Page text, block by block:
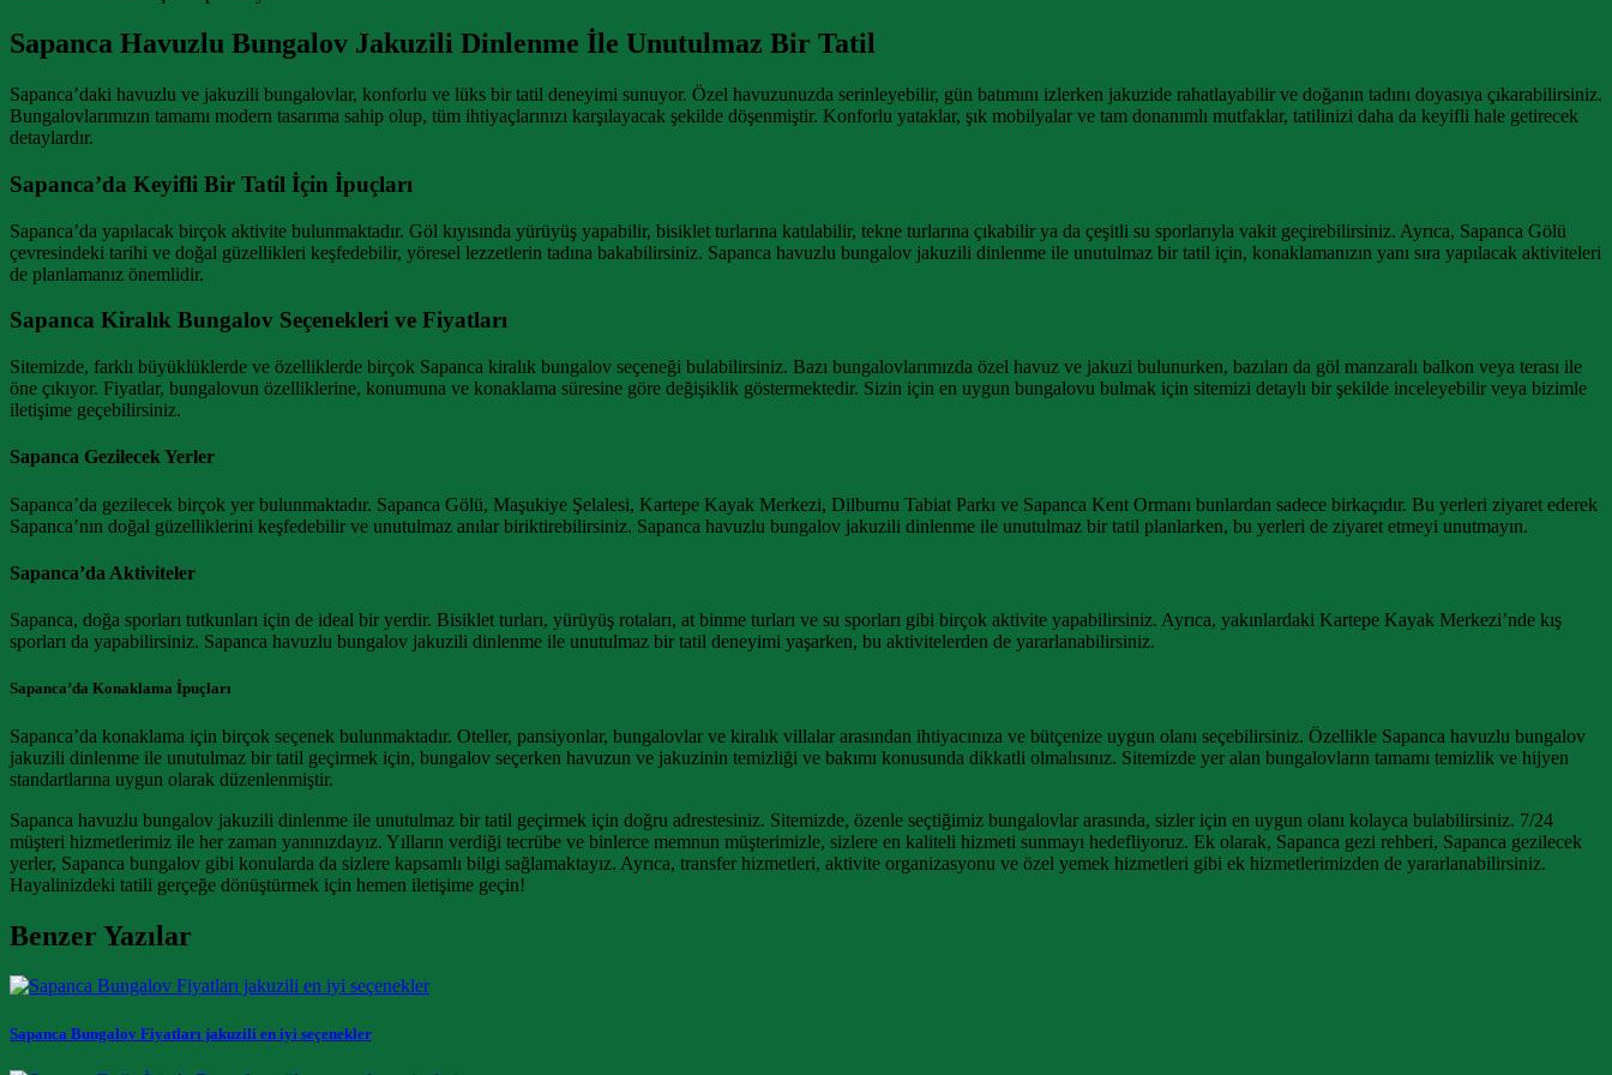
Sapanca Havuzlu Bungalov Jakuzili Dinlenme İle Unutulmaz Bir Tatil
Sapanca’daki havuzlu ve jakuzili bungalovlar, konforlu ve lüks bir tatil deneyimi sunuyor. Özel havuzunuzda serinleyebilir, gün batımını izlerken jakuzide rahatlayabilir ve doğanın tadını doyasıya çıkarabilirsiniz.
Bungalovlarımızın tamamı modern tasarıma sahip olup, tüm ihtiyaçlarınızı karşılayacak şekilde döşenmiştir. Konforlu yataklar, şık mobilyalar ve tam donanımlı mutfaklar, tatilinizi daha da keyifli hale getirecek
detaylardır.
Sapanca’da Keyifli Bir Tatil İçin İpuçları
Sapanca’da yapılacak birçok aktivite bulunmaktadır. Göl kıyısında yürüyüş yapabilir, bisiklet turlarına katılabilir, tekne turlarına çıkabilir ya da çeşitli su sporlarıyla vakit geçirebilirsiniz. Ayrıca, Sapanca Gölü
çevresindeki tarihi ve doğal güzellikleri keşfedebilir, yöresel lezzetlerin tadına bakabilirsiniz. Sapanca havuzlu bungalov jakuzili dinlenme ile unutulmaz bir tatil için, konaklamanızın yanı sıra yapılacak aktiviteleri
de planlamanız önemlidir.
Sapanca Kiralık Bungalov Seçenekleri ve Fiyatları
Sitemizde, farklı büyüklüklerde ve özelliklerde birçok Sapanca kiralık bungalov seçeneği bulabilirsiniz. Bazı bungalovlarımızda özel havuz ve jakuzi bulunurken, bazıları da göl manzaralı balkon veya terası ile
öne çıkıyor. Fiyatlar, bungalovun özelliklerine, konumuna ve konaklama süresine göre değişiklik göstermektedir. Sizin için en uygun bungalovu bulmak için sitemizi detaylı bir şekilde inceleyebilir veya bizimle
iletişime geçebilirsiniz.
Sapanca Gezilecek Yerler
Sapanca’da gezilecek birçok yer bulunmaktadır. Sapanca Gölü, Maşukiye Şelalesi, Kartepe Kayak Merkezi, Dilburnu Tabiat Parkı ve Sapanca Kent Ormanı bunlardan sadece birkaçıdır. Bu yerleri ziyaret ederek
Sapanca’nın doğal güzelliklerini keşfedebilir ve unutulmaz anılar biriktirebilirsiniz. Sapanca havuzlu bungalov jakuzili dinlenme ile unutulmaz bir tatil planlarken, bu yerleri de ziyaret etmeyi unutmayın.
Sapanca’da Aktiviteler
Sapanca, doğa sporları tutkunları için de ideal bir yerdir. Bisiklet turları, yürüyüş rotaları, at binme turları ve su sporları gibi birçok aktivite yapabilirsiniz. Ayrıca, yakınlardaki Kartepe Kayak Merkezi’nde kış
sporları da yapabilirsiniz. Sapanca havuzlu bungalov jakuzili dinlenme ile unutulmaz bir tatil deneyimi yaşarken, bu aktivitelerden de yararlanabilirsiniz.
Sapanca’da Konaklama İpuçları
Sapanca’da konaklama için birçok seçenek bulunmaktadır. Oteller, pansiyonlar, bungalovlar ve kiralık villalar arasından ihtiyacınıza ve bütçenize uygun olanı seçebilirsiniz. Özellikle Sapanca havuzlu bungalov
jakuzili dinlenme ile unutulmaz bir tatil geçirmek için, bungalov seçerken havuzun ve jakuzinin temizliği ve bakımı konusunda dikkatli olmalısınız. Sitemizde yer alan bungalovların tamamı temizlik ve hijyen
standartlarına uygun olarak düzenlenmiştir.
Sapanca havuzlu bungalov jakuzili dinlenme ile unutulmaz bir tatil geçirmek için doğru adrestesiniz. Sitemizde, özenle seçtiğimiz bungalovlar arasında, sizler için en uygun olanı kolayca bulabilirsiniz. 7/24
müşteri hizmetlerimiz ile her zaman yanınızdayız. Yılların verdiği tecrübe ve binlerce memnun müşterimizle, sizlere en kaliteli hizmeti sunmayı hedefliyoruz. Ek olarak, Sapanca gezi rehberi, Sapanca gezilecek
yerler, Sapanca bungalov gibi konularda da sizlere kapsamlı bilgi sağlamaktayız. Ayrıca, transfer hizmetleri, aktivite organizasyonu ve özel yemek hizmetleri gibi ek hizmetlerimizden de yararlanabilirsiniz.
Hayalinizdeki tatili gerçeğe dönüştürmek için hemen iletişime geçin!
Benzer Yazılar
Sapanca Bungalov Fiyatları jakuzili en iyi seçenekler